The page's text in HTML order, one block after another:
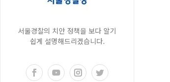
서울경찰의 치안 정책을 보다 알기
쉽게 설명해드리겠습니다.